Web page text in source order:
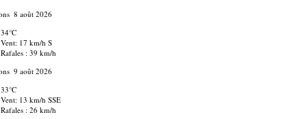
8 août 2026
34°C
Vent: 17 km/h S
Rafales : 39 km/h
9 août 2026
33°C
Vent: 13 km/h SSE
Rafales : 26 km/h